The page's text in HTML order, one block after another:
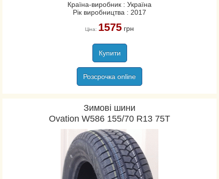
Країна-виробник : Україна
Рік виробництва : 2017
Ціна: 1575грн
Купити
Розсрочка online
Зимові шини
Ovation W586 155/70 R13 75T